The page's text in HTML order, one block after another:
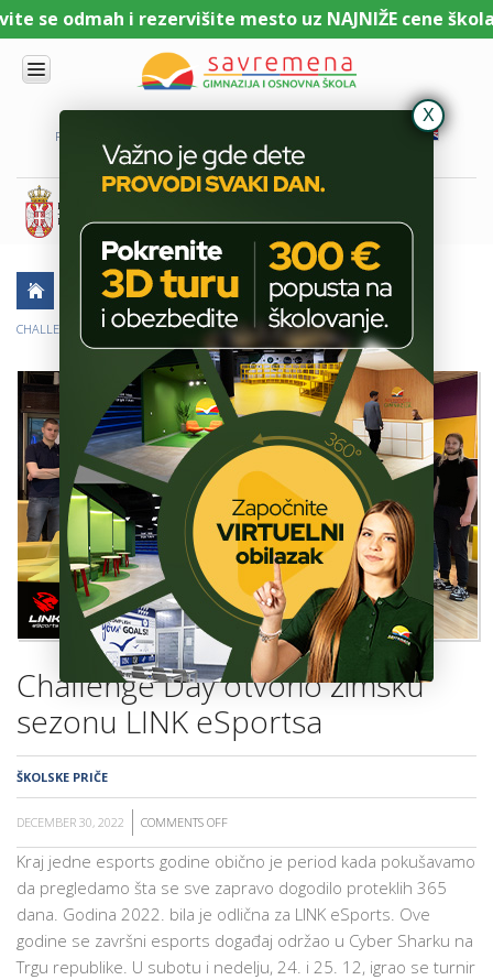
se odmah i rezervišite mesto uz NAJNIŽE cene
PORTAL ZA UČENIKE
NAMA
KOMBINOVANI
PROGRAM
NACIONALNI
PROGRAM
PROGRAM
SAVREMENO
OBRAZOVANJE
VESTI
ERASMUS+
OSNOVNA
ŠKOLA
AKTUELNO ŠKOLSKE PRIČE
CHALLENGE DAY OTVORIO ZIMSKU SEZONU LINK ESPORTSA
Challenge Day otvorio zimsku
sezonu LINK eSportsa
ŠKOLSKE PRIČE
DECEMBER 30, 2022 COMMENTS OFF
CHALLENGE
OTVORIO
SEZONU
Kraj jedne esports godine obično je period kada pokušavamo
da pregledamo šta se sve zapravo dogodilo proteklih 365
dana. Godina 2022. bila je odlična za LINK eSports. Ove
godine se završni esports događaj održao u Cyber Sharku na
Trgu republike. U subotu i nedelju, 24. i 25. 12, igrao se turnir